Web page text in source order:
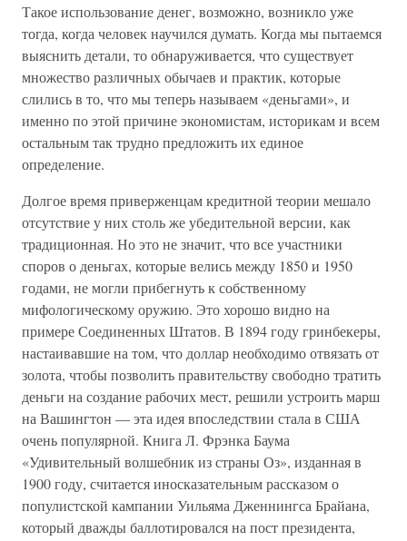
Такое использование денег, возможно, возникло уже
тогда, когда человек научился думать. Когда мы пытаемся
выяснить детали, то обнаруживается, что существует
множество различных обычаев и практик, которые
слились в то, что мы теперь называем «деньгами», и
именно по этой причине экономистам, историкам и всем
остальным так трудно предложить их единое
определение.
Долгое время приверженцам кредитной теории мешало
отсутствие у них столь же убедительной версии, как
традиционная. Но это не значит, что все участники
споров о деньгах, которые велись между 1850 и 1950
годами, не могли прибегнуть к собственному
мифологическому оружию. Это хорошо видно на
примере Соединенных Штатов. В 1894 году гринбекеры,
настаивавшие на том, что доллар необходимо отвязать от
золота, чтобы позволить правительству свободно тратить
деньги на создание рабочих мест, решили устроить марш
на Вашингтон — эта идея впоследствии стала в США
очень популярной. Книга Л. Фрэнка Баума
«Удивительный волшебник из страны Оз», изданная в
1900 году, считается иносказательным рассказом о
популистской кампании Уильяма Дженнингса Брайана,
который дважды баллотировался на пост президента,